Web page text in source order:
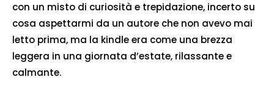
con un misto di curiosità e trepidazione, incerto su
cosa aspettarmi da un autore che non avevo mai
letto prima, ma la kindle era come una brezza
leggera in una giornata d’estate, rilassante e
calmante.